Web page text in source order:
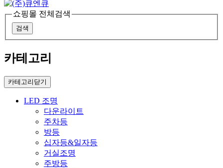
쇼핑몰 전체검색
검색
카테고리
카테고리닫기
LED 조명
다운라이트
주차등
방등
십자등&일자등
거실조명
주방등